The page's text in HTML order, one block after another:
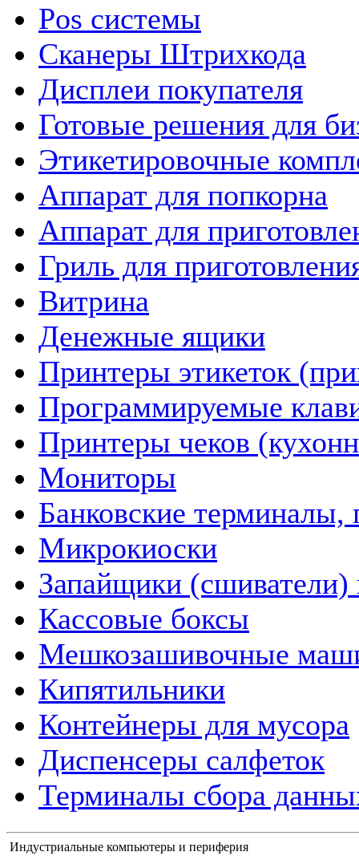
Pos системы
Сканеры Штрихкода
Дисплеи покупателя
Готовые решения для
Этикетировочные
Аппарат для попкорна
Аппарат для
Гриль для
Витрина
Денежные ящики
Принтеры этикеток
Программируемые
Принтеры чеков
Мониторы
Банковские
Микрокиоски
Запайщики (сшиватели)
Кассовые боксы
Мешкозашивочные
Кипятильники
Контейнеры для мусора
Диспенсеры салфеток
Терминалы сбора
Индустриальные компьютеры и периферия